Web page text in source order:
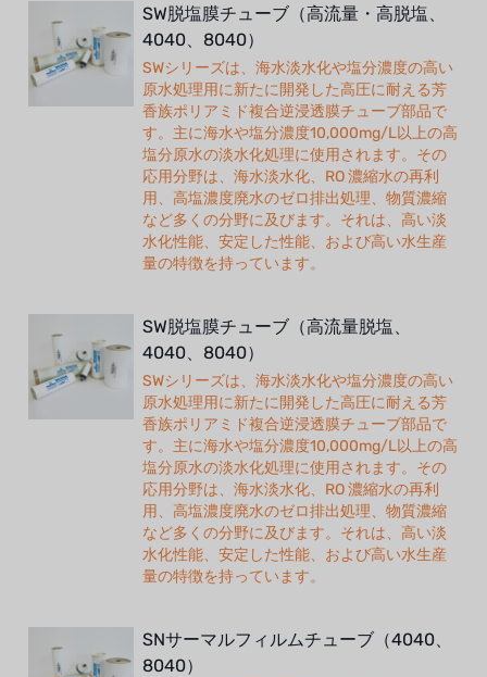
SW脱塩膜チューブ（高流量・高脱塩、
4040、8040）
SWシリーズは、海水淡水化や塩分濃度の高い
原水処理用に新たに開発した高圧に耐える芳
香族ポリアミド複合逆浸透膜チューブ部品で
す。主に海水や塩分濃度10,000mg/L以上の高
塩分原水の淡水化処理に使用されます。その
応用分野は、海水淡水化、RO 濃縮水の再利
用、高塩濃度廃水のゼロ排出処理、物質濃縮
など多くの分野に及びます。それは、高い淡
水化性能、安定した性能、および高い水生産
量の特徴を持っています。
SW脱塩膜チューブ（高流量脱塩、
4040、8040）
SWシリーズは、海水淡水化や塩分濃度の高い
原水処理用に新たに開発した高圧に耐える芳
香族ポリアミド複合逆浸透膜チューブ部品で
す。主に海水や塩分濃度10,000mg/L以上の高
塩分原水の淡水化処理に使用されます。その
応用分野は、海水淡水化、RO 濃縮水の再利
用、高塩濃度廃水のゼロ排出処理、物質濃縮
など多くの分野に及びます。それは、高い淡
水化性能、安定した性能、および高い水生産
量の特徴を持っています。
SNサーマルフィルムチューブ（4040、
8040）